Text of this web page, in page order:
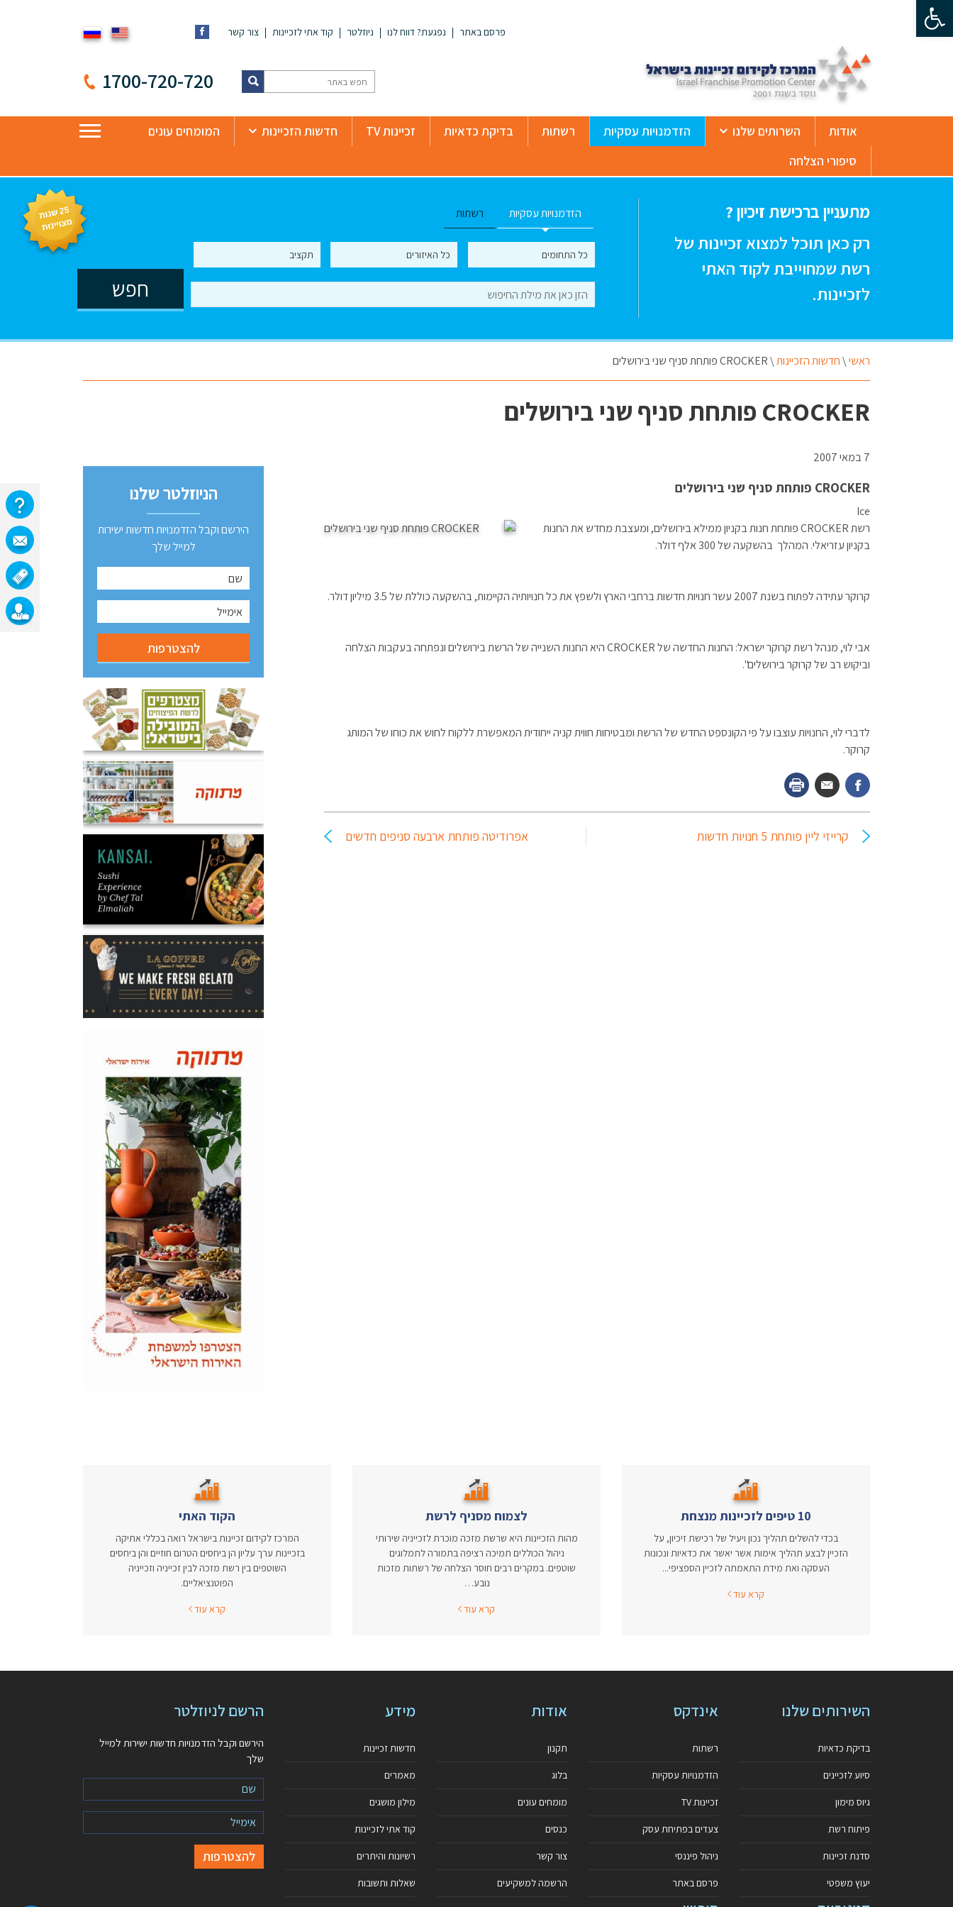
פתח סרגל נגישות
פרסם באתר נפגעת? דווח לנו ניוזלטר קוד אתי לזכיינות צור קשר
1700-720-720
אודות השרותים שלנו הזדמנויות עסקיות רשתות בדיקת כדאיות זכיינות TV חדשות הזכיינות
המומחים עונים
סיפורי הצלחה
מתעניין ברכישת זיכיון ?
רק כאן תוכל למצוא זכיינות של
רשת שמחוייבת לקוד האתי
לזכיינות.
הזדמנויות עסקיות רשתות
ראשי\חדשות הזכיינות\CROCKER פותחת סניף שני בירושלים
CROCKER פותחת סניף שני בירושלים
7 במאי 2007
CROCKER פותחת סניף שני בירושלים
Ice
רשת CROCKER פותחת חנות בקניון ממילא בירושלים, ומעצבת מחדש את החנות
בקניון עזריאלי. המהלך בהשקעה של 300 אלף דולר.
קרוקר עתידה לפתוח בשנת 2007 עשר חנויות חדשות ברחבי הארץ ולשפץ את כל חנויותיה הקיימות, בהשקעה כוללת של 3.5 מיליון דולר.
אבי לוי, מנהל רשת קרוקר ישראל: החנות החדשה של CROCKER היא החנות השנייה של הרשת בירושלים ונפתחה בעקבות הצלחה
וביקוש רב של קרוקר בירושלים".
לדברי לוי, החנויות עוצבו על פי הקונספט החדש של הרשת ומבטיחות חווית קניה ייחודית המאפשרת ללקוח לחוש את כוחו של המותג
קרוקר.
קרייזי ליין פותחת 5 חנויות חדשות אפרודיטה פותחת ארבעה סניפים חדשים
הניוזלטר שלנו
הירשם וקבל הזדמנויות חדשות ישירות
למייל שלך
10 טיפים לזכיינות מנצחת
בכדי להשלים תהליך נכון ויעיל של רכישת זיכיון, על
הזכיין לבצע תהליך אימות אשר יאשר את כדאיות ונכונות
העסקה ואת מידת התאמתה לזכיין הספציפי...
קרא עוד
לצמוח מסניף לרשת
מהות הזכיינות היא שרשת מזכה מוכרת לזכייניה שירותי
ניהול הכוללים תמיכה רציפה בתמורה לתמלוגים
שוטפים. במקרים רבים חוסר הצלחה של רשתות מזכות
נובע…
קרא עוד
הקוד האתי
המרכז לקידום זכיינות בישראל רואה בכללי אתיקה
בזכיינות ערך עליון הן ביחסים הטרום חוזיים והן ביחסים
השוטפים בין רשת מזכה לבין זכייניה וזכייניה
הפוטנציאליים.
קרא עוד
השירותים שלנו
בדיקת כדאיות
סיוע לזכיינים
גיוס מימון
פיתוח רשת
סדנת זכיינות
יעוץ משפטי
אינדקס
רשתות
הזדמנויות עסקיות
זכיינות TV
צעדים בפתיחת עסק
ניהול פיננסי
פרסם באתר
אודות
תקנון
בלוג
מומחים עונים
כנסים
צור קשר
הרשמה למשקיעים
מידע
חדשות זכיינות
מאמרים
מילון מושגים
קוד אתי לזכיינות
רשיונות והיתרים
שאלות ותשובות
הרשם לניוזלטר
הירשם וקבל הזדמנויות חדשות ישירות למייל
שלך